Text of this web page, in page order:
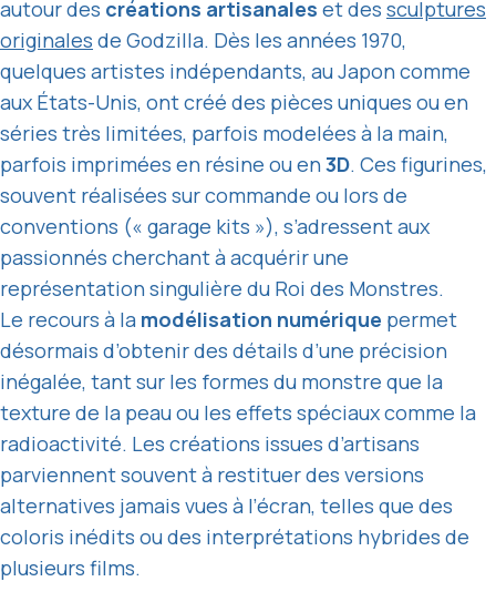
autour des créations artisanales et des sculptures
originales de Godzilla. Dès les années 1970,
quelques artistes indépendants, au Japon comme
aux États-Unis, ont créé des pièces uniques ou en
séries très limitées, parfois modelées à la main,
parfois imprimées en résine ou en3D. Ces figurines,
souvent réalisées sur commande ou lors de
conventions (« garage kits »), s’adressent aux
passionnés cherchant à acquérir une
représentation singulière du Roi des Monstres.
Le recours à la modélisation numérique permet
désormais d’obtenir des détails d’une précision
inégalée, tant sur les formes du monstre que la
texture de la peau ou les effets spéciaux comme la
radioactivité. Les créations issues d’artisans
parviennent souvent à restituer des versions
alternatives jamais vues à l’écran, telles que des
coloris inédits ou des interprétations hybrides de
plusieurs films.